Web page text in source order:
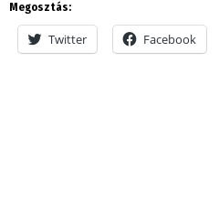
Megosztás:
Twitter Facebook